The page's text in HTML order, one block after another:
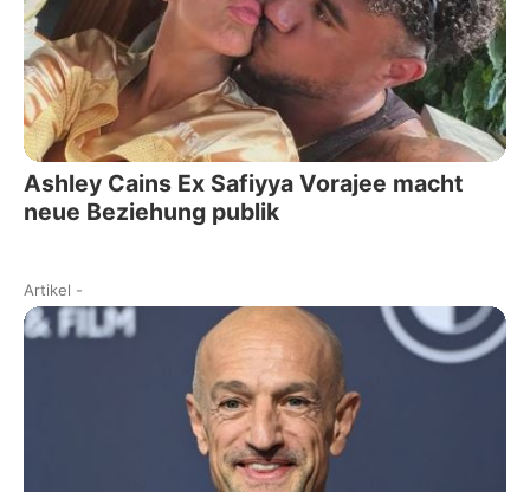
Ashley Cains Ex Safiyya Vorajee macht
neue Beziehung publik
Artikel -